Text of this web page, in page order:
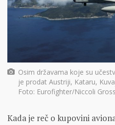
Osim državama koje su
je prodat Austriji, Kataru,
Foto: Eurofighter/Niccoli
Kada je reč o kupovini